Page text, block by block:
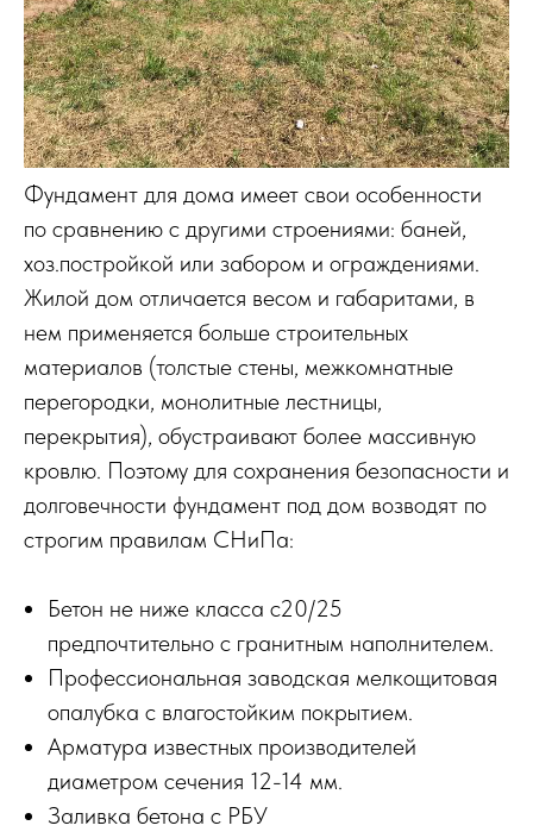
Фундамент для дома имеет свои особенности
по сравнению с другими строениями: баней,
хоз.постройкой или забором и ограждениями.
Жилой дом отличается весом и габаритами, в
нем применяется больше строительных
материалов (толстые стены, межкомнатные
перегородки, монолитные лестницы,
перекрытия), обустраивают более массивную
кровлю. Поэтому для сохранения безопасности и
долговечности фундамент под дом возводят по
строгим правилам СНиПа:
Бетон не ниже класса с20/25
предпочтительно с гранитным наполнителем.
Профессиональная заводская мелкощитовая
опалубка с влагостойким покрытием.
Арматура известных производителей
диаметром сечения 12-14 мм.
Заливка бетона с РБУ